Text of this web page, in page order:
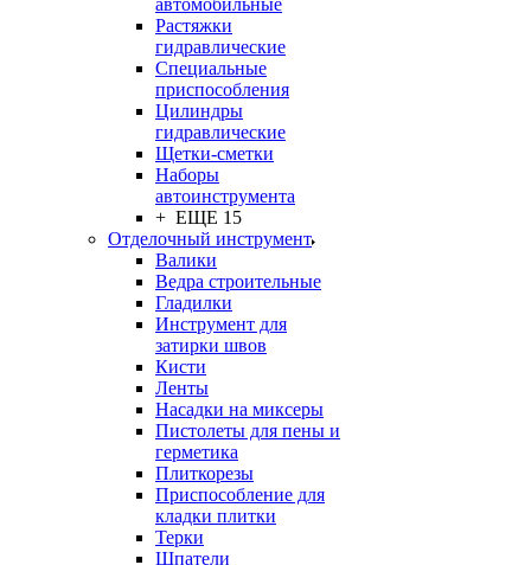
автомобильные
Растяжки
гидравлические
Специальные
приспособления
Цилиндры
гидравлические
Щетки-сметки
Наборы
автоинструмента
+ ЕЩЕ 15
Отделочный инструмент
Валики
Ведра строительные
Гладилки
Инструмент для
затирки швов
Кисти
Ленты
Насадки на миксеры
Пистолеты для пены и
герметика
Плиткорезы
Приспособление для
кладки плитки
Терки
Шпатели